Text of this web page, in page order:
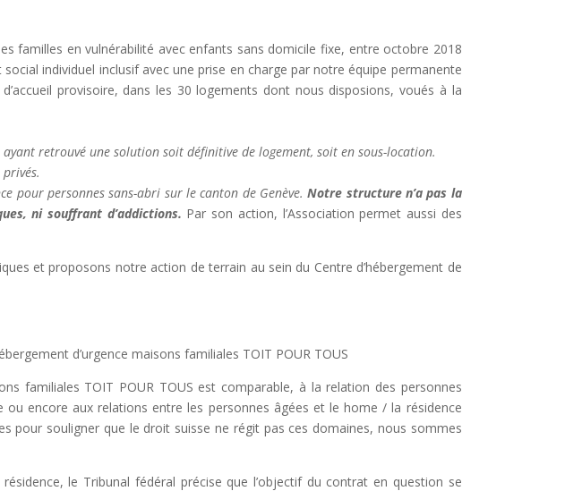
familles en vulnérabilité avec enfants sans domicile fixe, entre octobre 2018
individuel inclusif avec une prise en charge par notre équipe permanente
provisoire, dans les 30 logements dont nous disposions, voués à la
retrouvé une solution soit définitive de logement, soit en sous-location.
pour personnes sans-abri sur le canton de Genève.Notre structure n’a pas la
ni souffrant d’addictions. Par son action, l’Association permet aussi des
et proposons notre action de terrain au sein du Centre d’hébergement de
d’urgence maisons familiales TOIT POUR TOUS
familiales TOIT POUR TOUS est comparable, à la relation des personnes
encore aux relations entre les personnes âgées et le home / la résidence
pour souligner que le droit suisse ne régit pas ces domaines, nous sommes
le Tribunal fédéral précise que l’objectif du contrat en question se